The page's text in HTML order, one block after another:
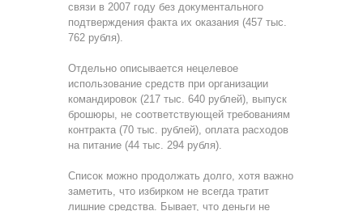
связи в 2007 году без документального
подтверждения факта их оказания (457 тыс.
762 рубля).
Отдельно описывается нецелевое
использование средств при организации
командировок (217 тыс. 640 рублей), выпуск
брошюры, не соответствующей требованиям
контракта (70 тыс. рублей), оплата расходов
на питание (44 тыс. 294 рубля).
Список можно продолжать долго, хотя важно
заметить, что избирком не всегда тратит
лишние средства. Бывает, что деньги не